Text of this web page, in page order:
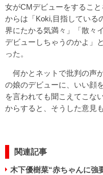
女がCMデビューをするこ
からは「Koki,目指している
界にたかる気満々」「散々
デビューしちゃうのかよ」
った。
何かとネットで批判の声
の娘のデビューに、いい顔
を言われても聞こえてこな
からすると、そうした意見
関連記事
木下優樹菜“赤ちゃんに強